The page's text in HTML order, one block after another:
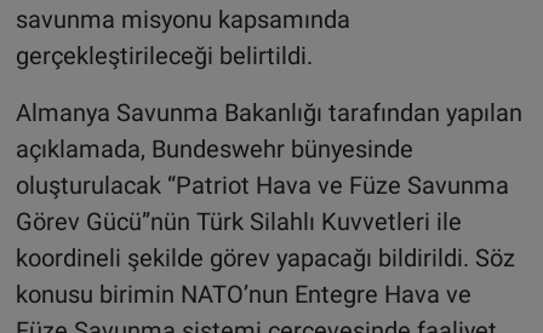
savunma misyonu kapsamında
gerçekleştirileceği belirtildi.
Almanya Savunma Bakanlığı tarafından yapılan
açıklamada, Bundeswehr bünyesinde
oluşturulacak “Patriot Hava ve Füze Savunma
Görev Gücü”nün Türk Silahlı Kuvvetleri ile
koordineli şekilde görev yapacağı bildirildi. Söz
konusu birimin NATO’nun Entegre Hava ve